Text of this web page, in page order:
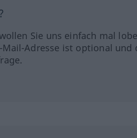
Sie uns einfach mal
Mail-Adresse ist optional und